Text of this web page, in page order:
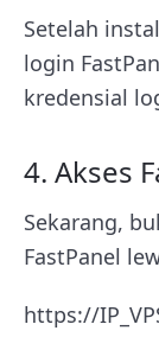
Setelah
login
kredensial
4. Akses
Sekarang,
FastPanel
https://